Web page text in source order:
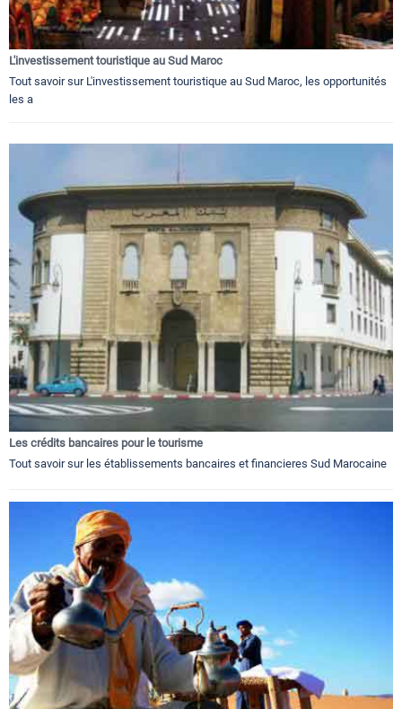
L'investissement touristique au Sud Maroc
Tout savoir sur L'investissement touristique au Sud Maroc, les opportunités
les a
Les crédits bancaires pour le tourisme
Tout savoir sur les établissements bancaires et financieres Sud Marocaine